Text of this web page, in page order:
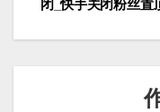
章
闭_快手关闭粉丝置